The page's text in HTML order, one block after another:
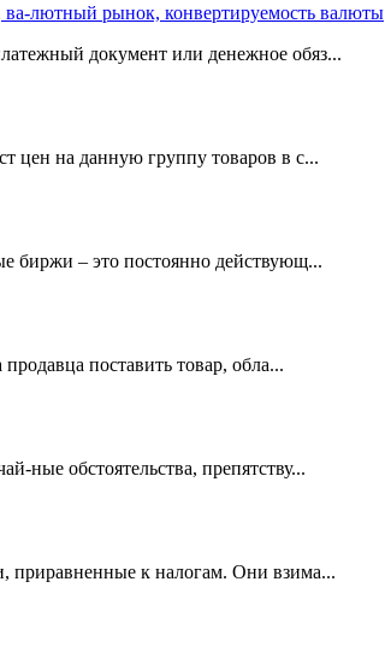
ва-лютный рынок, конвертируемость валюты
документ или денежное обяз...
цен на данную группу товаров в с...
биржи – это постоянно действующ...
поставить товар, обла...
ные обстоятельства, препятству...
приравненные к налогам. Они взима...